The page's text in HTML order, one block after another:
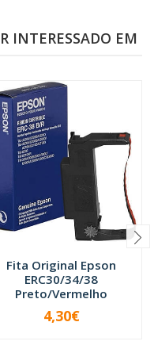
INTERESSADO EM
Fita Original Epson
ERC30/34/38
Preto/Vermelho
+
4,30€